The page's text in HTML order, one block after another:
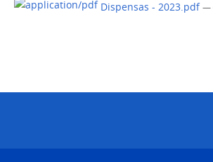
Dispensas - 2023.pdf —